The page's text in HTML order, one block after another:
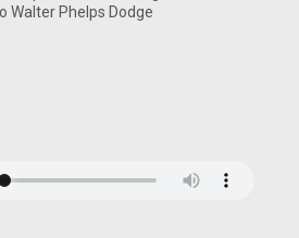
Walter Phelps Dodge